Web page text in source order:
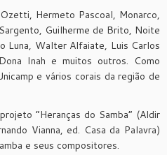
Hermeto Pascoal, Monarco,
Guilherme de Brito, Noite
Luna, Walter Alfaiate, Luis Carlos
Inah e muitos outros. Como
e vários corais da região de
“Heranças do Samba” (Aldir
Vianna, ed. Casa da Palavra)
e seus compositores.